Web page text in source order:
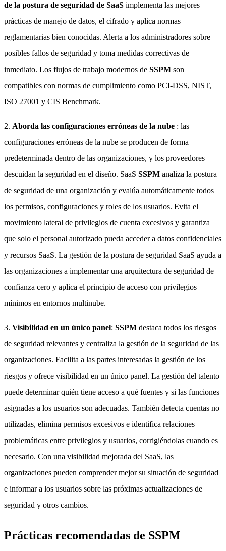
de la postura de seguridad de SaaS implementa las mejores
prácticas de manejo de datos, el cifrado y aplica normas
reglamentarias bien conocidas. Alerta a los administradores sobre
posibles fallos de seguridad y toma medidas correctivas de
inmediato. Los flujos de trabajo modernos de SSPM son
compatibles con normas de cumplimiento como PCI-DSS, NIST,
ISO 27001 y CIS Benchmark.
2. Aborda las configuraciones erróneas de la nube : las
configuraciones erróneas de la nube se producen de forma
predeterminada dentro de las organizaciones, y los proveedores
descuidan la seguridad en el diseño. SaaS SSPM analiza la postura
de seguridad de una organización y evalúa automáticamente todos
los permisos, configuraciones y roles de los usuarios. Evita el
movimiento lateral de privilegios de cuenta excesivos y garantiza
que solo el personal autorizado pueda acceder a datos confidenciales
y recursos SaaS. La gestión de la postura de seguridad SaaS ayuda a
las organizaciones a implementar una arquitectura de seguridad de
confianza cero y aplica el principio de acceso con privilegios
mínimos en entornos multinube.
3. Visibilidad en un único panel: SSPM destaca todos los riesgos
de seguridad relevantes y centraliza la gestión de la seguridad de las
organizaciones. Facilita a las partes interesadas la gestión de los
riesgos y ofrece visibilidad en un único panel. La gestión del talento
puede determinar quién tiene acceso a qué fuentes y si las funciones
asignadas a los usuarios son adecuadas. También detecta cuentas no
utilizadas, elimina permisos excesivos e identifica relaciones
problemáticas entre privilegios y usuarios, corrigiéndolas cuando es
necesario. Con una visibilidad mejorada del SaaS, las
organizaciones pueden comprender mejor su situación de seguridad
e informar a los usuarios sobre las próximas actualizaciones de
seguridad y otros cambios.
Prácticas recomendadas de SSPM